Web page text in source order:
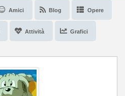
Amici Blog Opere
Attività Grafici